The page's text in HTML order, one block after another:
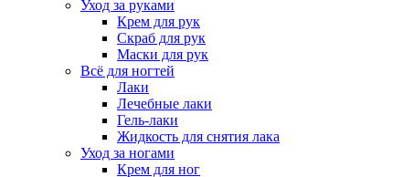
Уход за руками
Крем для рук
Скраб для рук
Маски для рук
Всё для ногтей
Лаки
Лечебные лаки
Гель-лаки
Жидкость для снятия лака
Уход за ногами
Крем для ног